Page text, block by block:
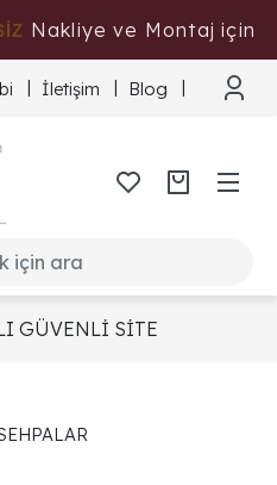
Nakliye ve Montaj için
İletişim Blog
GÜVENLİ SİTE